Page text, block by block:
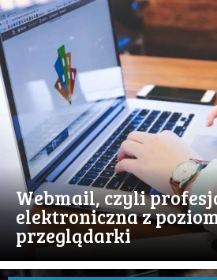
Webmail, czyli
elektroniczna z
przeglądarki